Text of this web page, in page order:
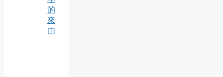
的
來
由